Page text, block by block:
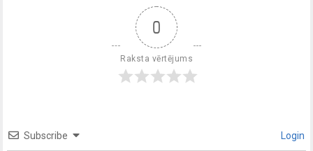
0
Raksta vērtējums
Subscribe Login